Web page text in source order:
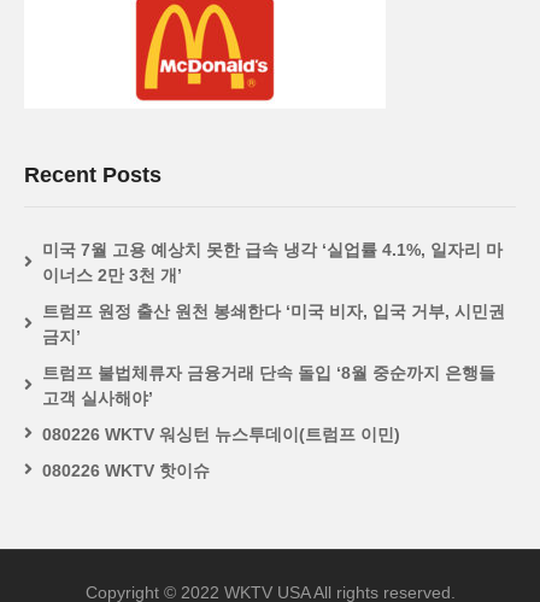
Recent Posts
미국 7월 고용 예상치 못한 급속 냉각 ‘실업률 4.1%, 일자리 마
이너스 2만 3천 개’
트럼프 원정 출산 원천 봉쇄한다 ‘미국 비자, 입국 거부, 시민권
금지’
트럼프 불법체류자 금융거래 단속 돌입 ‘8월 중순까지 은행들
고객 실사해야’
080226 WKTV 워싱턴 뉴스투데이(트럼프 이민)
080226 WKTV 핫이슈
Copyright © 2022 WKTV USA All rights reserved.